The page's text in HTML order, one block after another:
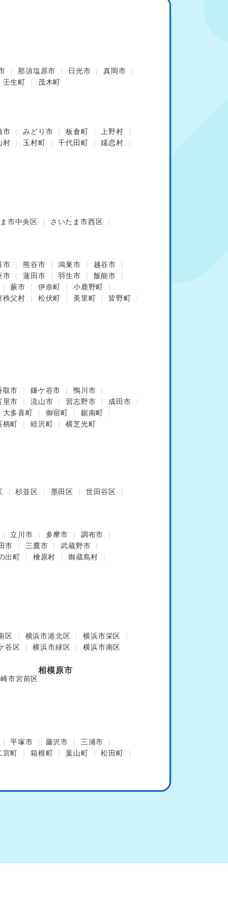
那須塩原市 日光市
真岡市
壬生町
茂木町
市 みどり市 板倉町
上野村
村
玉村町 千代田町 嬬恋村
市中央区 さいたま市西区
市 熊谷市 鴻巣市
越谷市
市
蓮田市 羽生市
飯能市
蕨市
伊奈町
小鹿野町
秩父村
松伏町 美里町 皆野町
取市 鎌ケ谷市
鴨川市
里市
流山市 習志野市
成田市
大多喜町
御宿町
鋸南町
柄町
睦沢町 横芝光町
杉並区 墨田区 世田谷区
立川市 多摩市
調布市
市
三鷹市
武蔵野市
出町
檜原村 御蔵島村
区 横浜市港北区
横浜市栄区
谷区
横浜市緑区 横浜市南区
市宮前区
相模原市
平塚市 藤沢市
三浦市
宮町
箱根町 葉山町 松田町